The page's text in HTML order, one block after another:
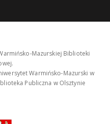
Mazurskiej Biblioteki
Warmińsko-Mazurski w
Publiczna w Olsztynie